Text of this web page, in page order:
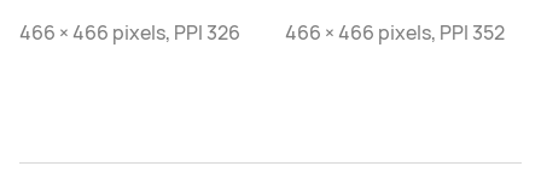
466 × 466 pixels, PPI 326
466 × 466 pixels, PPI 352